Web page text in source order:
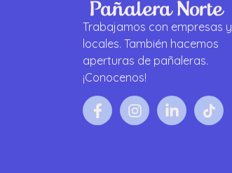
Trabajamos con empresas y
locales. También hacemos
aperturas de pañaleras.
¡Conocenos!